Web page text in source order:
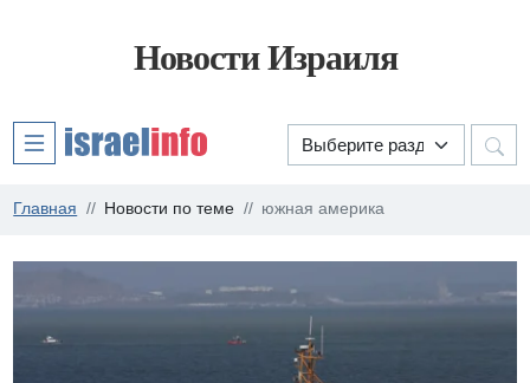
Новости Израиля
Главная Новости по теме южная америка